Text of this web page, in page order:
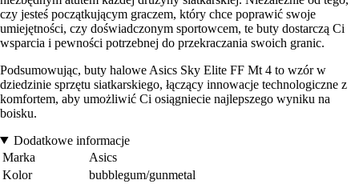
czy jesteś początkującym graczem, który chce poprawić swoje
umiejętności, czy doświadczonym sportowcem, te buty dostarczą Ci
wsparcia i pewności potrzebnej do przekraczania swoich granic.
Podsumowując, buty halowe Asics Sky Elite FF Mt 4 to wzór w
dziedzinie sprzętu siatkarskiego, łączący innowacje technologiczne z
komfortem, aby umożliwić Ci osiągniecie najlepszego wyniku na
boisku.
Dodatkowe informacje
Marka
Asics
Kolor
bubblegum/gunmetal